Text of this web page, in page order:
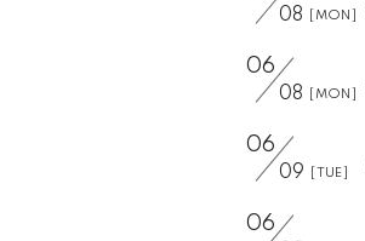
08 [MON]
06
08 [MON]
06
09 [TUE]
06